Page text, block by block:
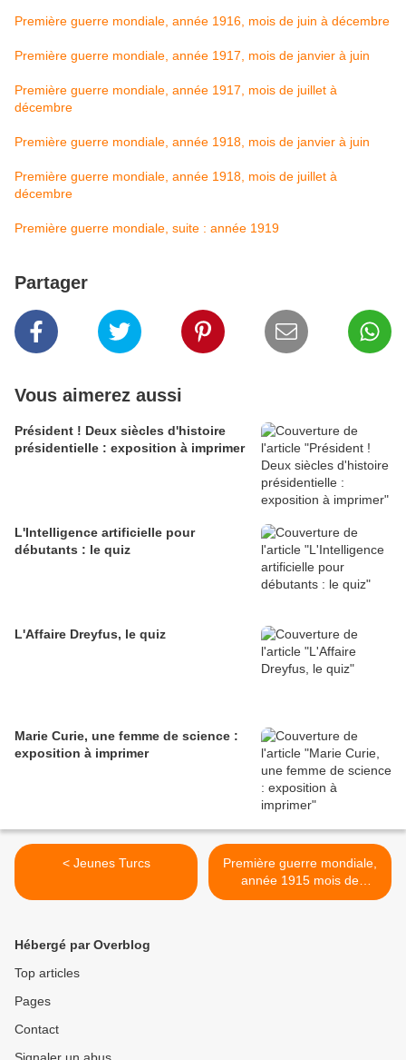
Première guerre mondiale, année 1916, mois de juin à décembre
Première guerre mondiale, année 1917, mois de janvier à juin
Première guerre mondiale, année 1917, mois de juillet à
décembre
Première guerre mondiale, année 1918, mois de janvier à juin
Première guerre mondiale, année 1918, mois de juillet à
décembre
Première guerre mondiale, suite : année 1919
Partager
Vous aimerez aussi
Président ! Deux siècles d'histoire
présidentielle : exposition à imprimer
L'Intelligence artificielle pour
débutants : le quiz
L'Affaire Dreyfus, le quiz
Marie Curie, une femme de science :
exposition à imprimer
< Jeunes Turcs
Première guerre mondiale,
année 1915 mois de
janvier, février et mars >
Hébergé par Overblog
Top articles
Pages
Contact